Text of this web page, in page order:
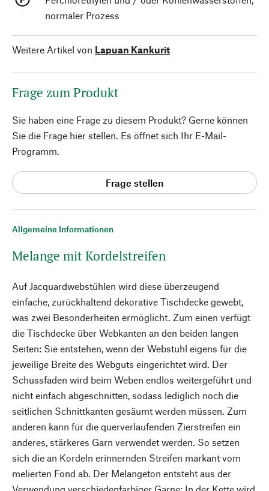
Allgemeine Informationen
Melange mit Kordelstreifen
Auf Jacquardwebstühlen wird diese überzeugend
einfache, zurückhaltend dekorative Tischdecke gewebt,
was zwei Besonderheiten ermöglicht. Zum einen verfügt
die Tischdecke über Webkanten an den beiden langen
Seiten: Sie entstehen, wenn der Webstuhl eigens für die
jeweilige Breite des Webguts eingerichtet wird. Der
Schussfaden wird beim Weben endlos weitergeführt und
nicht einfach abgeschnitten, sodass lediglich noch die
seitlichen Schnittkanten gesäumt werden müssen. Zum
anderen kann für die querverlaufenden Zierstreifen ein
anderes, stärkeres Garn verwendet werden. So setzen
sich die an Kordeln erinnernden Streifen markant vom
melierten Fond ab. Der Melangeton entsteht aus der
normaler Prozess
Weitere Artikel von Lapuan Kankurit
Frage zum Produkt
Sie haben eine Frage zu diesem Produkt? Gerne können
Sie die Frage hier stellen. Es öffnet sich Ihr E-Mail-
Programm.
Frage stellen